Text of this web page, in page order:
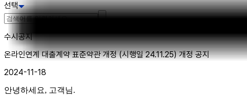
선택
수시공지
온라인연계 대출계약 표준약관 개정 (시행일 24.11.25) 개정 공지
2024-11-18
안녕하세요, 고객님.